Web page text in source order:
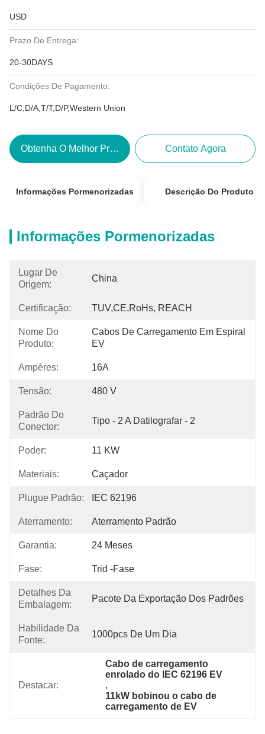
USD
Prazo De Entrega:
20-30DAYS
Condições De Pagamento:
L/C,D/A,T/T,D/P,Western Union
Obtenha O Melhor Preço Contato Agora
Informações Pormenorizadas Descrição Do Produto
Informações Pormenorizadas
Lugar De
Origem:
China
Certificação: TUV,CE,RoHs, REACH
Nome Do
Produto:
Cabos De Carregamento Em Espiral
EV
Ampères: 16A
Tensão: 480 V
Padrão Do
Conector:
Tipo - 2 A Datilografar - 2
Poder: 11 KW
Materiais: Caçador
Plugue Padrão: IEC 62196
Aterramento: Aterramento Padrão
Garantia: 24 Meses
Fase: Trid -fase
Detalhes Da
Embalagem:
Pacote Da Exportação Dos Padrões
Habilidade Da
Fonte:
1000pcs De Um Dia
Destacar:
Cabo de carregamento
enrolado do IEC 62196 EV
,
11kW bobinou o cabo de
carregamento de EV